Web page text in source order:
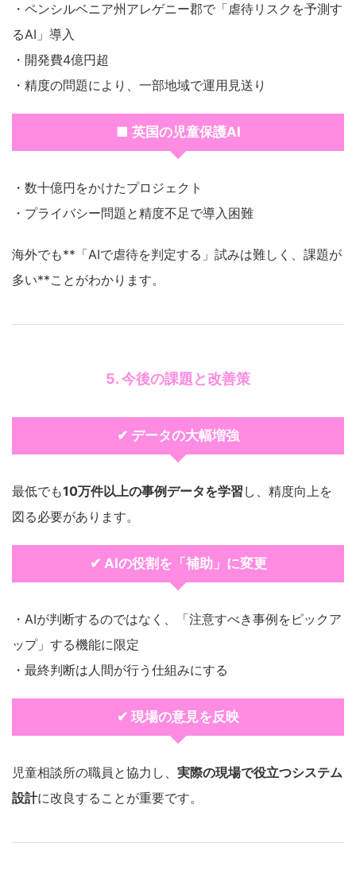
・ペンシルベニア州アレゲニー郡で「虐待リスクを予測す
るAI」導入
・開発費4億円超
・精度の問題により、一部地域で運用見送り
■ 英国の児童保護AI
・数十億円をかけたプロジェクト
・プライバシー問題と精度不足で導入困難
海外でも**「AIで虐待を判定する」試みは難しく、課題が
多い**ことがわかります。
5. 今後の課題と改善策
✔ データの大幅増強
最低でも10万件以上の事例データを学習 し、精度向上を
図る必要があります。
✔ AIの役割を「補助」に変更
・AIが判断するのではなく、「注意すべき事例をピックア
ップ」する機能に限定
・最終判断は人間が行う仕組みにする
✔ 現場の意見を反映
児童相談所の職員と協力し、 実際の現場で役立つシステム
設計に改良することが重要です。